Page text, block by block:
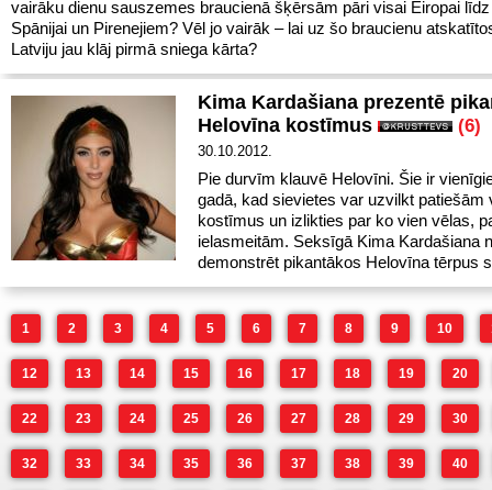
vairāku dienu sauszemes braucienā šķērsām pāri visai Eiropai
Spānijai un Pirenejiem? Vēl jo vairāk – lai uz šo braucienu
Latviju jau klāj pirmā sniega kārta?
Kima Kardašiana prezentē
Helovīna kostīmus
(6)
30.10.2012.
Pie durvīm klauvē Helovīni. Šie ir
gadā, kad sievietes var uzvilkt patiešām
kostīmus un izlikties par ko vien vēlas,
ielasmeitām. Seksīgā Kima Kardašiana
demonstrēt pikantākos Helovīna tērpus
1 2 3 4 5 6 7 8 9 10
12 13 14 15 16 17 18 19 20
22 23 24 25 26 27 28 29 30
32 33 34 35 36 37 38 39 40